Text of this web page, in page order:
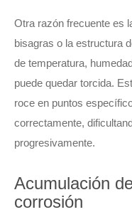
Otra razón frecuente es
bisagras o la estructura
de temperatura,
puede quedar torcida.
roce en puntos
correctamente,
progresivamente.
Acumulación
corrosión